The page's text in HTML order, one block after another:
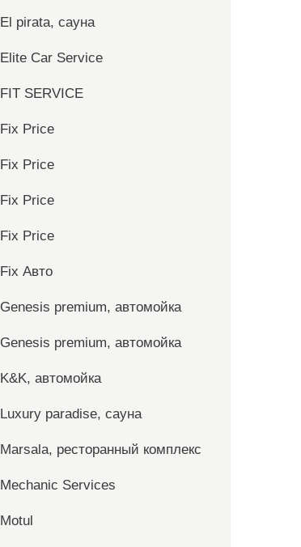
El pirata, сауна
Elite Car Service
FIT SERVICE
Fix Price
Fix Price
Fix Price
Fix Price
Fix Авто
Genesis premium, автомойка
Genesis premium, автомойка
K&K, автомойка
Luxury paradise, сауна
Marsala, ресторанный комплекс
Mechanic Services
Motul